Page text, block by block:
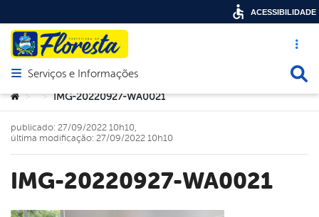
Acesso
Abrir menu principal de navegação
Serviços e Informações
Você está aqui:
> > IMG-20220927-WA0021
IMG-20220927-WA0021
publicado: 27/09/2022 10h10,
última modificação: 27/09/2022 10h10
ACESSIBILIDADE